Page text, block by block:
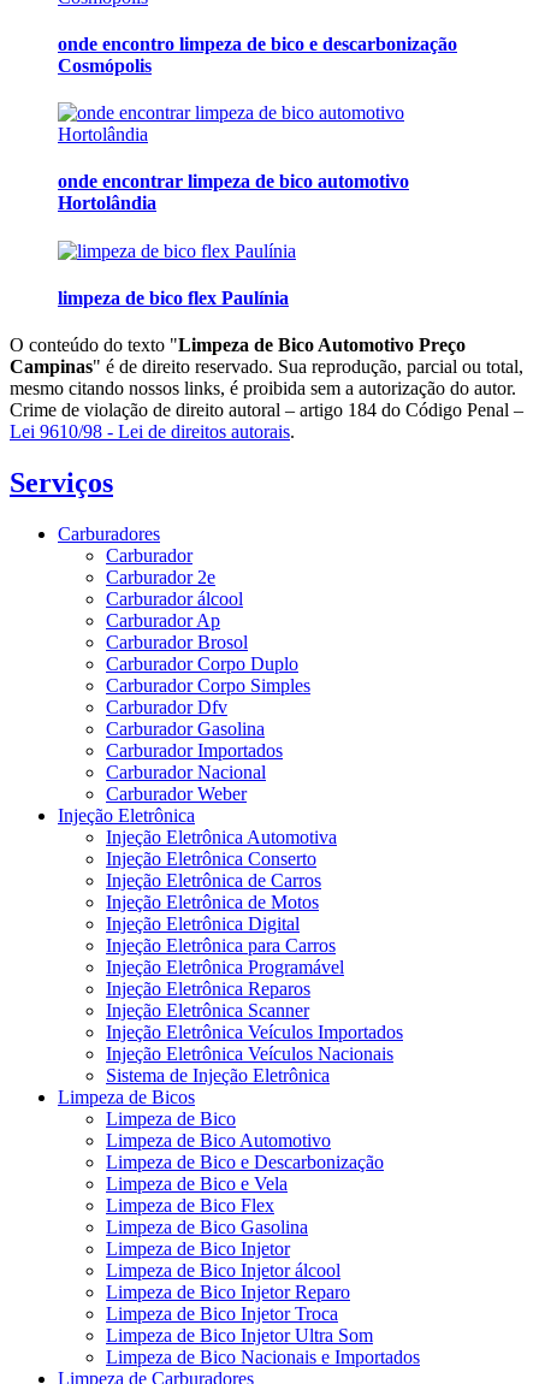
onde encontro limpeza de bico e descarbonização
Cosmópolis
onde encontrar limpeza de bico automotivo
Hortolândia
limpeza de bico flex Paulínia
O conteúdo do texto "Limpeza de Bico Automotivo Preço
Campinas" é de direito reservado. Sua reprodução, parcial ou total,
mesmo citando nossos links, é proibida sem a autorização do autor.
Crime de violação de direito autoral – artigo 184 do Código Penal –
Lei 9610/98 - Lei de direitos autorais.
Serviços
Carburadores
Carburador
Carburador 2e
Carburador álcool
Carburador Ap
Carburador Brosol
Carburador Corpo Duplo
Carburador Corpo Simples
Carburador Dfv
Carburador Gasolina
Carburador Importados
Carburador Nacional
Carburador Weber
Injeção Eletrônica
Injeção Eletrônica Automotiva
Injeção Eletrônica Conserto
Injeção Eletrônica de Carros
Injeção Eletrônica de Motos
Injeção Eletrônica Digital
Injeção Eletrônica para Carros
Injeção Eletrônica Programável
Injeção Eletrônica Reparos
Injeção Eletrônica Scanner
Injeção Eletrônica Veículos Importados
Injeção Eletrônica Veículos Nacionais
Sistema de Injeção Eletrônica
Limpeza de Bicos
Limpeza de Bico
Limpeza de Bico Automotivo
Limpeza de Bico e Descarbonização
Limpeza de Bico e Vela
Limpeza de Bico Flex
Limpeza de Bico Gasolina
Limpeza de Bico Injetor
Limpeza de Bico Injetor álcool
Limpeza de Bico Injetor Reparo
Limpeza de Bico Injetor Troca
Limpeza de Bico Injetor Ultra Som
Limpeza de Bico Nacionais e Importados
Limpeza de Carburadores